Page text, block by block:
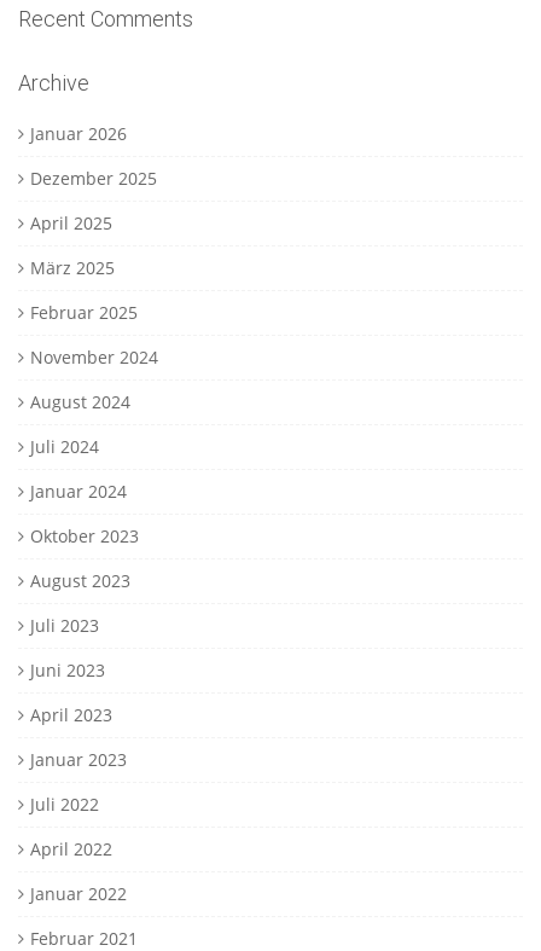
Recent Comments
Archive
Januar 2026
Dezember 2025
April 2025
März 2025
Februar 2025
November 2024
August 2024
Juli 2024
Januar 2024
Oktober 2023
August 2023
Juli 2023
Juni 2023
April 2023
Januar 2023
Juli 2022
April 2022
Januar 2022
Februar 2021